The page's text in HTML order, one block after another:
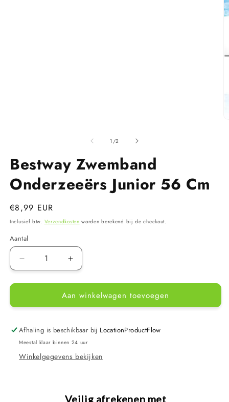
1 /van
2
Bestway Zwemband
Onderzeeërs Junior 56 Cm
Normale
prijs
€8,99 EUR
Inclusief btw. Verzendkosten worden berekend bij de checkout.
Aantal
Aantal
verlagen
voor
Zwemband
Junior
56
Aantal
verhogen
voor
Bestway
Zwemband
Junior
56
Aan winkelwagen toevoegen
Afhaling is beschikbaar bij LocationProductFlow
Meestal klaar binnen 24 uur
Winkelgegevens bekijken
Veilig afrekenen met